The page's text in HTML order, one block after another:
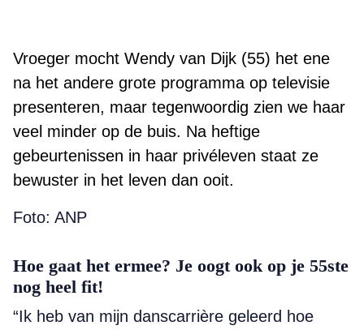
Vroeger mocht Wendy van Dijk (55) het ene
na het andere grote programma op televisie
presenteren, maar tegenwoordig zien we haar
veel minder op de buis. Na heftige
gebeurtenissen in haar privéleven staat ze
bewuster in het leven dan ooit.
Foto: ANP
Hoe gaat het ermee? Je oogt ook op je 55ste
nog heel fit!
“Ik heb van mijn danscarrière geleerd hoe